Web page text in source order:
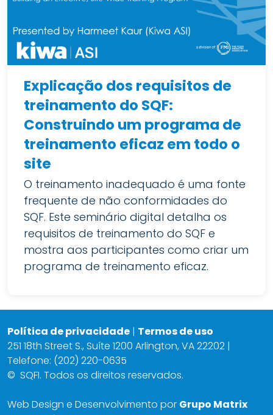
Explicação dos requisitos de
treinamento do SQF:
Construindo um programa de
treinamento eficaz em todo o
site
O treinamento inadequado é uma fonte
frequente de não conformidades do
SQF. Este seminário digital detalha os
requisitos de treinamento do SQF e
mostra aos participantes como criar um
programa de treinamento eficaz.
Política de privacidade | Termos de uso
251 18th Street S., Suíte 1200 Arlington, VA 22202 |
Telefone: (202) 220-0635
© SQFI. Todos os direitos reservados.
Web Design e Desenvolvimento por Grupo Matrix